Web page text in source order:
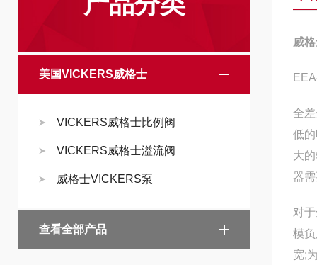
美国VICKERS威格士
VICKERS威格士比例阀
VICKERS威格士溢流阀
威格士VICKERS泵
查看全部产品
威
全
低
大
器
对
模
宽;